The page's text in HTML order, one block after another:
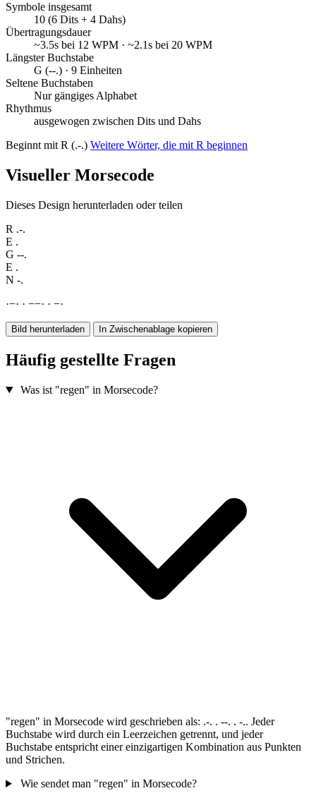
Symbole insgesamt
10 (6 Dits + 4 Dahs)
Übertragungsdauer
~3.5s bei 12 WPM · ~2.1s bei 20 WPM
Längster Buchstabe
G (--.) · 9 Einheiten
Seltene Buchstaben
Nur gängiges Alphabet
Rhythmus
ausgewogen zwischen Dits und Dahs
Beginnt mit R (.-.) Weitere Wörter, die mit R beginnen
Visueller Morsecode
Dieses Design herunterladen oder teilen
R .-.
E .
G --.
E .
N -.
·−· · −−· · −·
Bild herunterladen In Zwischenablage kopieren
Häufig gestellte Fragen
Was ist "regen" in Morsecode?
"regen" in Morsecode wird geschrieben als: .-. . --. . -.. Jeder
Buchstabe wird durch ein Leerzeichen getrennt, und jeder
Buchstabe entspricht einer einzigartigen Kombination aus Punkten
und Strichen.
Wie sendet man "regen" in Morsecode?